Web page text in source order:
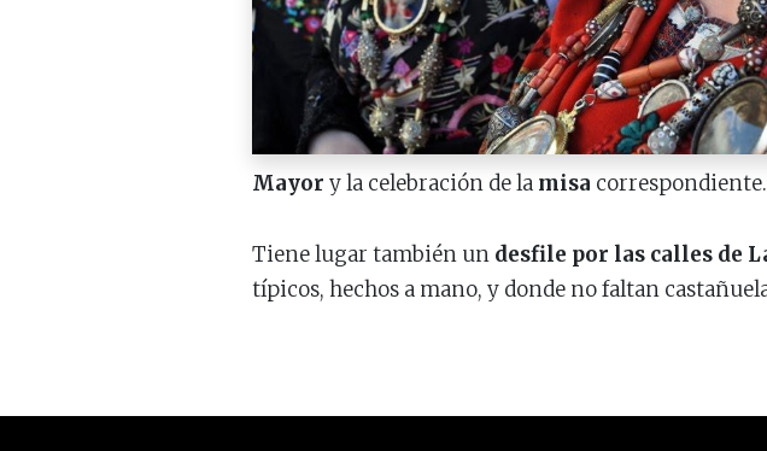
Mayor y la celebración de la misa correspondiente.
Tiene lugar también un desfile por las calles de
típicos, hechos a mano, y donde no faltan